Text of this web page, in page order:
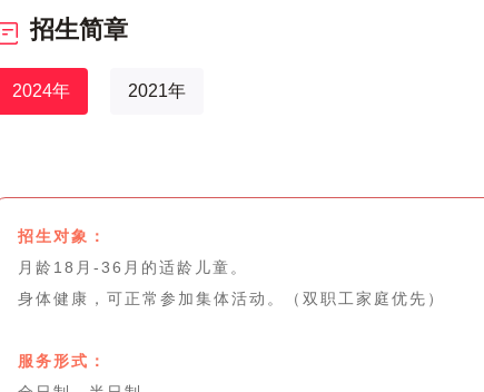
招生简章
2024年 2021年
招生对象：
月龄18月-36月的适龄儿童。
身体健康，可正常参加集体活动。（双职工家庭优先）
服务形式：